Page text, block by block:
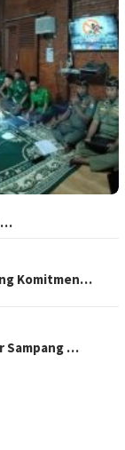
Komitmen…
Sampang …